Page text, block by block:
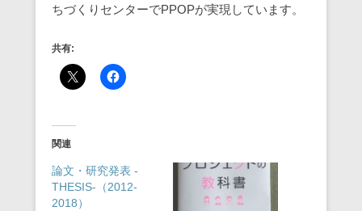
ちづくりセンターでPPOPが実現しています。
共有:
関連
論文・研究発表 -
THESIS-（2012-
2018）